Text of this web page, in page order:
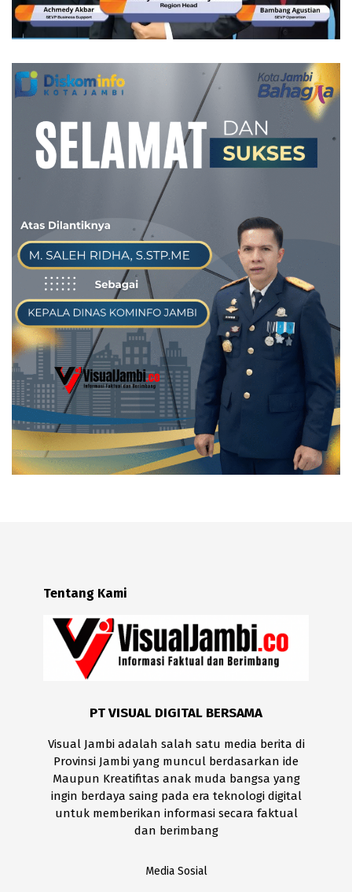
Tentang Kami
PT VISUAL DIGITAL BERSAMA
Visual Jambi adalah salah satu media berita di
Provinsi Jambi yang muncul berdasarkan ide
Maupun Kreatifitas anak muda bangsa yang
ingin berdaya saing pada era teknologi digital
untuk memberikan informasi secara faktual
dan berimbang
Media Sosial